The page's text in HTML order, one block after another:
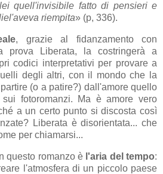
quell'invisibile fatto di pensieri e
riempita» (p, 336).
, grazie al fidanzamento con
prova Liberata, la costringerà a
codici interpretativi per provare a
degli altri, con il mondo che la
(o a patire?) dall'amore quello
fotoromanzi. Ma è amore vero
a un certo punto si discosta così
Liberata è disorientata... che
per chiamarsi...
questo romanzo èl'aria del tempo:
l'atmosfera di un piccolo paese